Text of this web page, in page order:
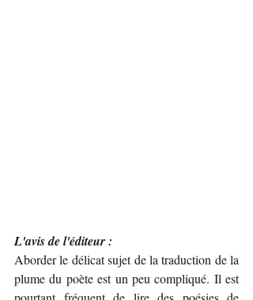
L'avis de l'éditeur :
Aborder le délicat sujet de la traduction de la
plume du poète est un peu compliqué. Il est